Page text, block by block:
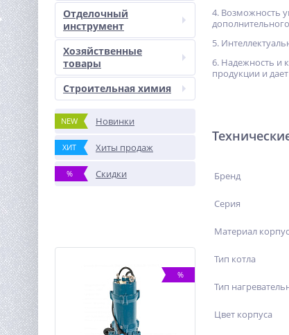
Отделочный
инструмент
Хозяйственные
товары
Строительная химия
NEW Новинки
ХИТ Хиты продаж
% Скидки
%
4. Возможность
5.
6. Надежность и
продукции и
Бренд
Серия
Материал
Тип котла
Тип
Цвет корпуса